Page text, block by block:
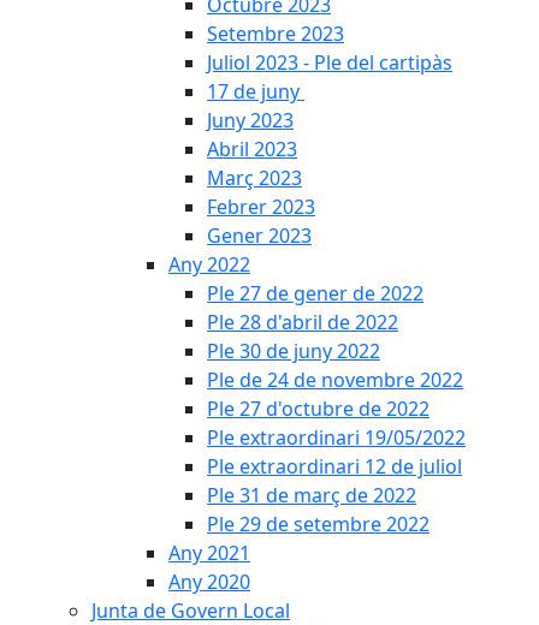
Setembre 2023
Juliol 2023 - Ple del cartipàs
17 de juny
Juny 2023
Abril 2023
Març 2023
Febrer 2023
Gener 2023
Any 2022
Ple 27 de gener de 2022
Ple 28 d'abril de 2022
Ple 30 de juny 2022
Ple de 24 de novembre 2022
Ple 27 d'octubre de 2022
Ple extraordinari 19/05/2022
Ple extraordinari 12 de juliol
Ple 31 de març de 2022
Ple 29 de setembre 2022
Any 2021
Any 2020
Junta de Govern Local